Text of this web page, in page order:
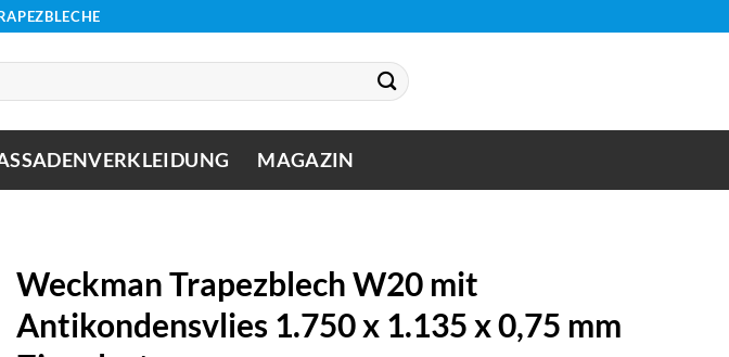
MAGAZIN
Weckman Trapezblech W20 mit
Antikondensvlies 1.750 x 1.135 x 0,75 mm